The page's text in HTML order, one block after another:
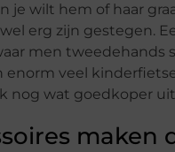
je wilt hem of haar
erg zijn gestegen.
men
veel
nog wat goedkoper
maken